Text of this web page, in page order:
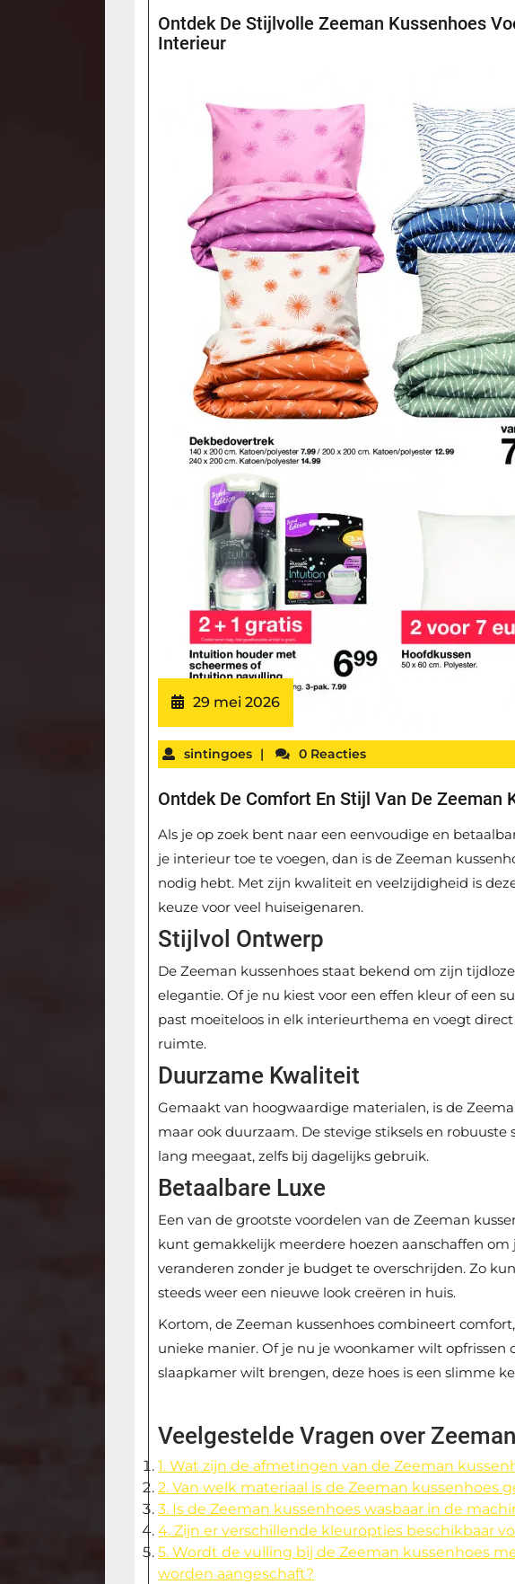
Ontdek De Stijlvolle Zeeman Kussenhoes
Interieur
29 mei 2026
sintingoes | 0 Reacties
Ontdek De Comfort En Stijl Van De Zeeman
Als je op zoek bent naar een eenvoudige en
je interieur toe te voegen, dan is de Zeeman
nodig hebt. Met zijn kwaliteit en veelzijdigheid is
keuze voor veel huiseigenaren.
Stijlvol Ontwerp
De Zeeman kussenhoes staat bekend om zijn
elegantie. Of je nu kiest voor een effen kleur of een
past moeiteloos in elk interieurthema en voegt
ruimte.
Duurzame Kwaliteit
Gemaakt van hoogwaardige materialen, is de
maar ook duurzaam. De stevige stiksels en robuuste
lang meegaat, zelfs bij dagelijks gebruik.
Betaalbare Luxe
Een van de grootste voordelen van de Zeeman
kunt gemakkelijk meerdere hoezen aanschaffen
veranderen zonder je budget te overschrijden. Zo
steeds weer een nieuwe look creëren in huis.
Kortom, de Zeeman kussenhoes combineert
unieke manier. Of je nu je woonkamer wilt opfrissen
slaapkamer wilt brengen, deze hoes is een slimme
Veelgestelde Vragen over
1. Wat zijn de afmetingen van de Zeeman
2. Van welk materiaal is de Zeeman kussenhoes
3. Is de Zeeman kussenhoes wasbaar in de
4. Zijn er verschillende kleuropties beschikbaar
5. Wordt de vulling bij de Zeeman kussenhoes
worden aangeschaft?